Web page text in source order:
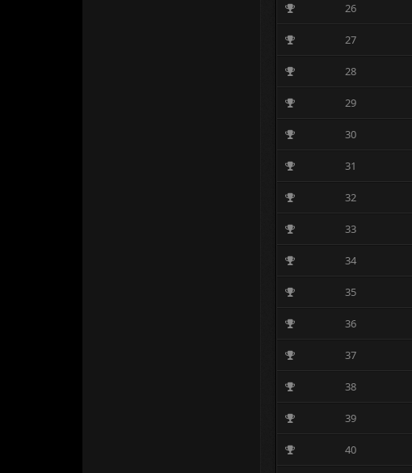
26
27
28
29
30
31
32
33
34
35
36
37
38
39
40